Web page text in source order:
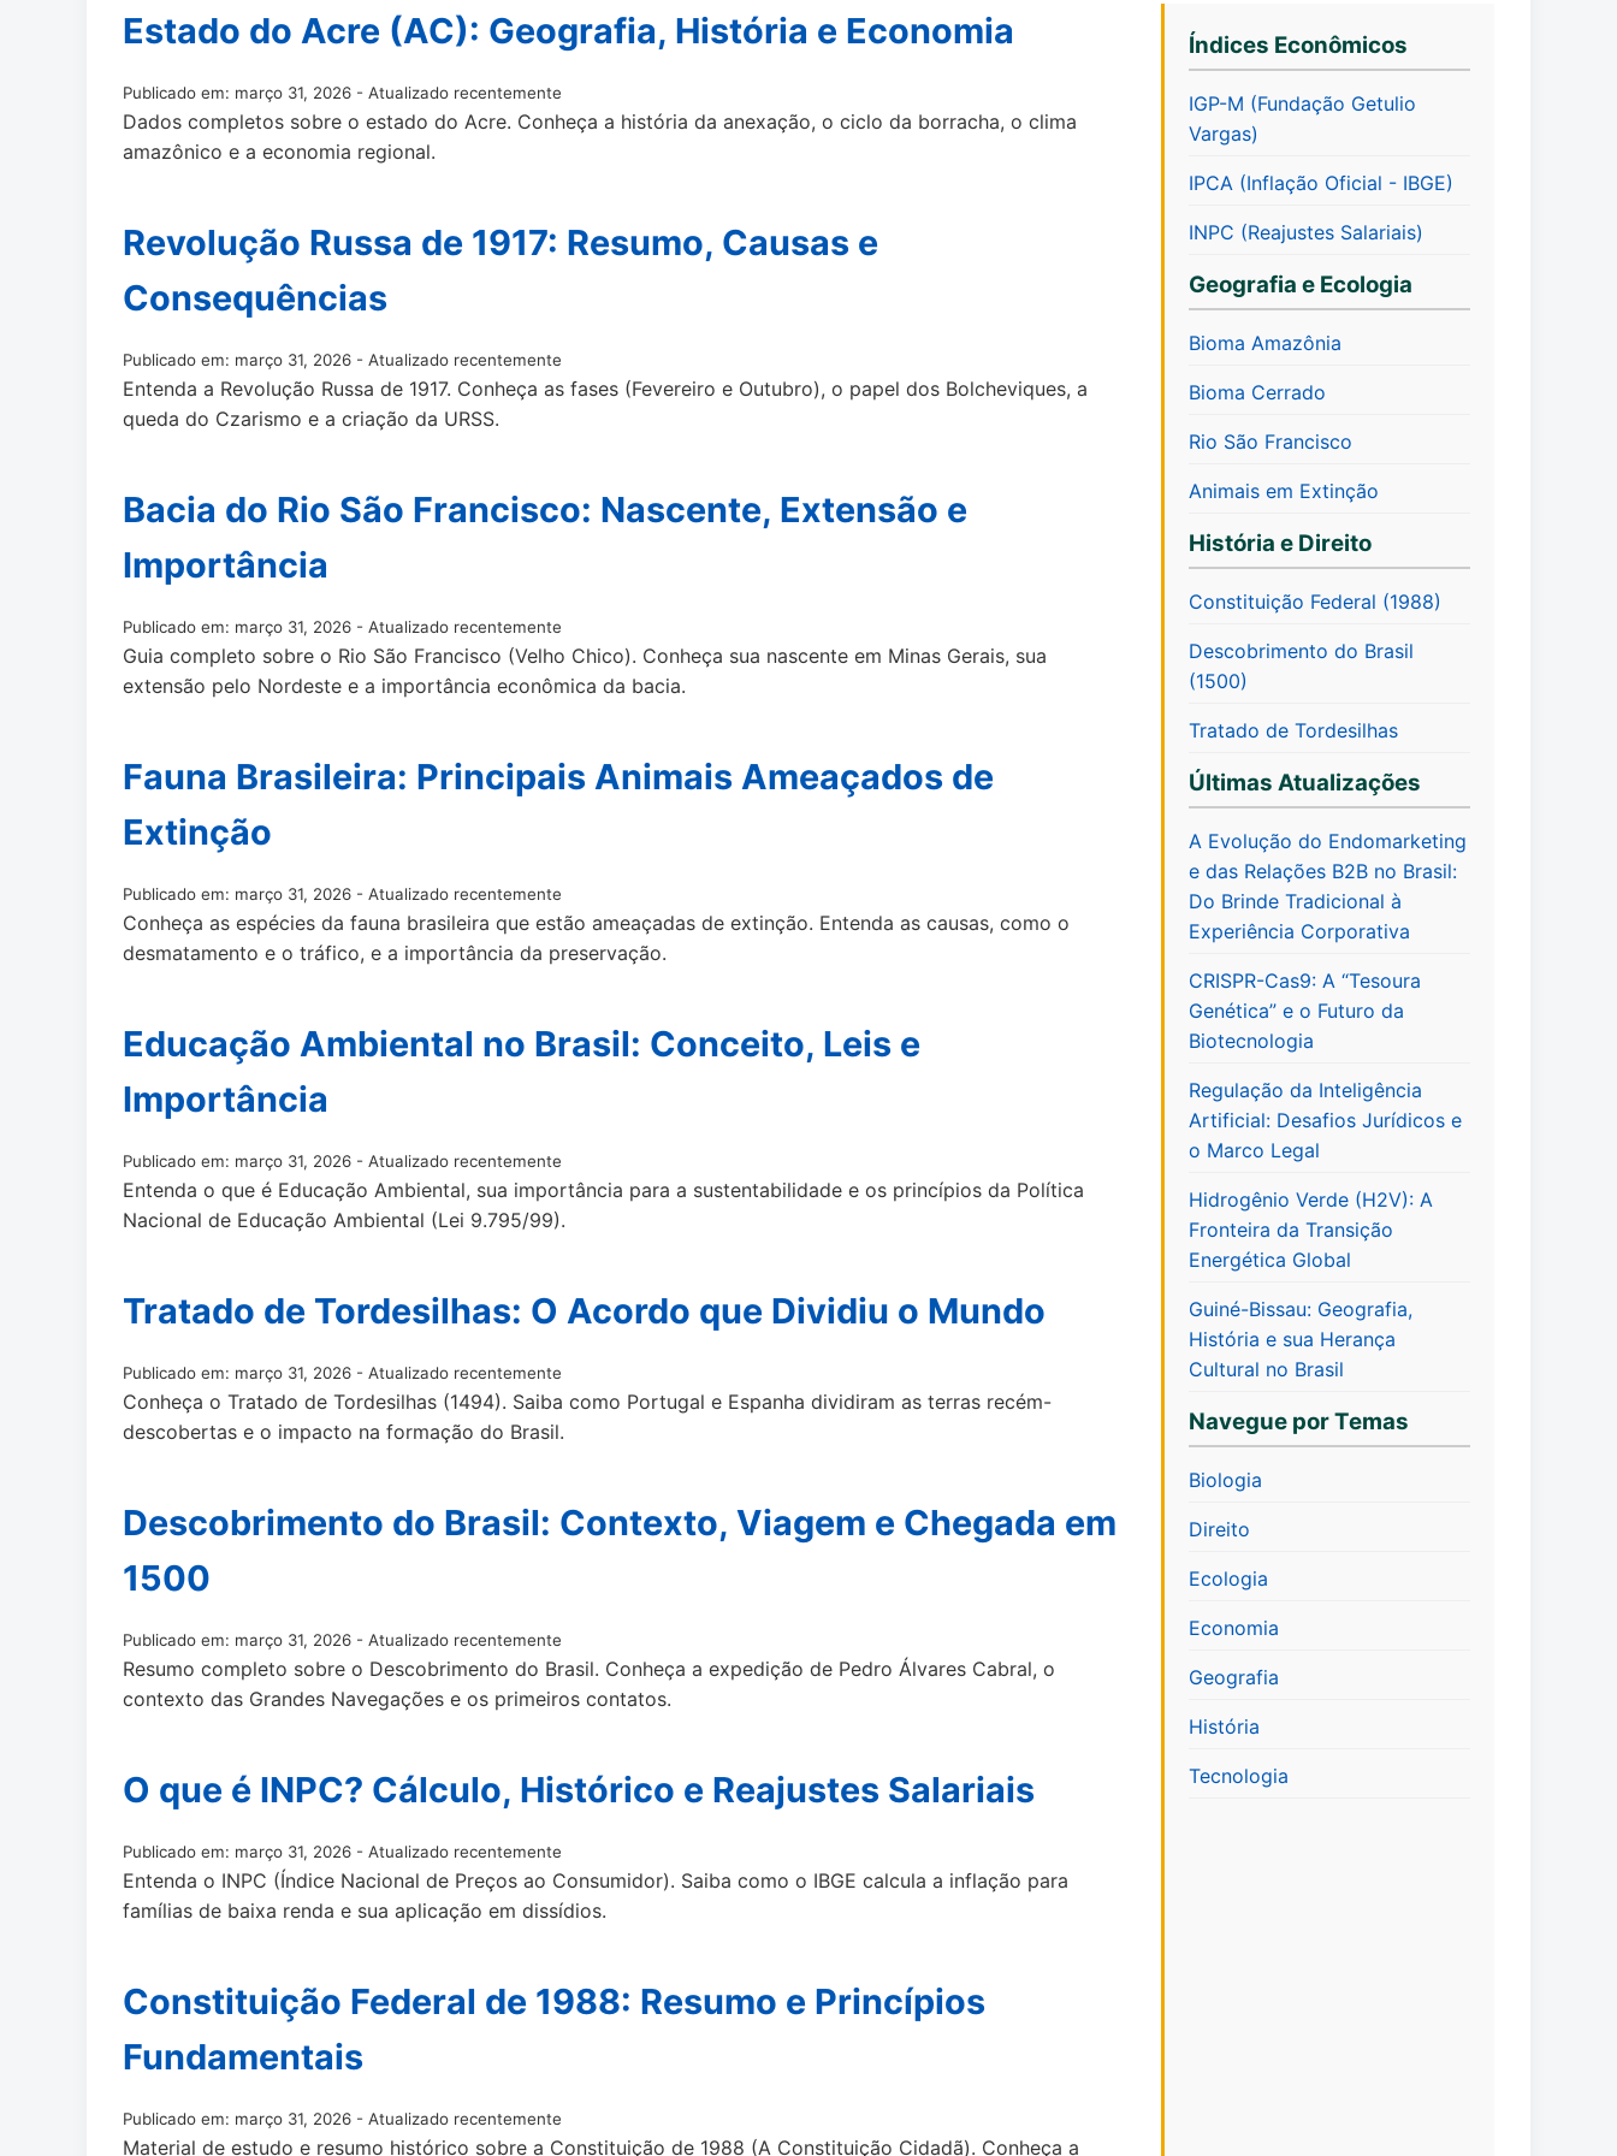
Estado do Acre (AC): Geografia, História e Economia
Publicado em: março 31, 2026 - Atualizado recentemente
Dados completos sobre o estado do Acre. Conheça a história da anexação, o ciclo da borracha, o clima
amazônico e a economia regional.
Revolução Russa de 1917: Resumo, Causas e
Consequências
Publicado em: março 31, 2026 - Atualizado recentemente
Entenda a Revolução Russa de 1917. Conheça as fases (Fevereiro e Outubro), o papel dos Bolcheviques, a
queda do Czarismo e a criação da URSS.
Bacia do Rio São Francisco: Nascente, Extensão e
Importância
Publicado em: março 31, 2026 - Atualizado recentemente
Guia completo sobre o Rio São Francisco (Velho Chico). Conheça sua nascente em Minas Gerais, sua
extensão pelo Nordeste e a importância econômica da bacia.
Fauna Brasileira: Principais Animais Ameaçados de
Extinção
Publicado em: março 31, 2026 - Atualizado recentemente
Conheça as espécies da fauna brasileira que estão ameaçadas de extinção. Entenda as causas, como o
desmatamento e o tráfico, e a importância da preservação.
Educação Ambiental no Brasil: Conceito, Leis e
Importância
Publicado em: março 31, 2026 - Atualizado recentemente
Entenda o que é Educação Ambiental, sua importância para a sustentabilidade e os princípios da Política
Nacional de Educação Ambiental (Lei 9.795/99).
Tratado de Tordesilhas: O Acordo que Dividiu o Mundo
Publicado em: março 31, 2026 - Atualizado recentemente
Conheça o Tratado de Tordesilhas (1494). Saiba como Portugal e Espanha dividiram as terras recém-
descobertas e o impacto na formação do Brasil.
Descobrimento do Brasil: Contexto, Viagem e Chegada em
1500
Publicado em: março 31, 2026 - Atualizado recentemente
Resumo completo sobre o Descobrimento do Brasil. Conheça a expedição de Pedro Álvares Cabral, o
contexto das Grandes Navegações e os primeiros contatos.
O que é INPC? Cálculo, Histórico e Reajustes Salariais
Publicado em: março 31, 2026 - Atualizado recentemente
Entenda o INPC (Índice Nacional de Preços ao Consumidor). Saiba como o IBGE calcula a inflação para
famílias de baixa renda e sua aplicação em dissídios.
Constituição Federal de 1988: Resumo e Princípios
Fundamentais
Publicado em: março 31, 2026 - Atualizado recentemente
Material de estudo e resumo histórico sobre a Constituição de 1988 (A Constituição Cidadã). Conheça a
Índices Econômicos
IGP-M (Fundação Getulio
Vargas)
IPCA (Inflação Oficial - IBGE)
INPC (Reajustes Salariais)
Geografia e Ecologia
Bioma Amazônia
Bioma Cerrado
Rio São Francisco
Animais em Extinção
História e Direito
Constituição Federal (1988)
Descobrimento do Brasil
(1500)
Tratado de Tordesilhas
Últimas Atualizações
A Evolução do Endomarketing
e das Relações B2B no Brasil:
Do Brinde Tradicional à
Experiência Corporativa
CRISPR-Cas9: A “Tesoura
Genética” e o Futuro da
Biotecnologia
Regulação da Inteligência
Artificial: Desafios Jurídicos e
o Marco Legal
Hidrogênio Verde (H2V): A
Fronteira da Transição
Energética Global
Guiné-Bissau: Geografia,
História e sua Herança
Cultural no Brasil
Navegue por Temas
Biologia
Direito
Ecologia
Economia
Geografia
História
Tecnologia